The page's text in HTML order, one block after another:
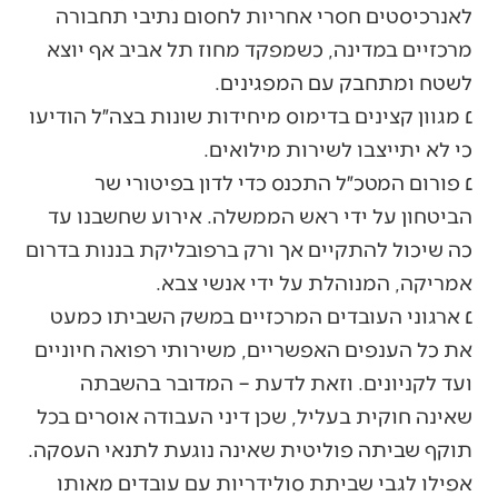
לאנרכיסטים חסרי אחריות לחסום נתיבי תחבורה
מרכזיים במדינה, כשמפקד מחוז תל אביב אף יוצא
לשטח ומתחבק עם המפגינים.
׆ מגוון קצינים בדימוס מיחידות שונות בצה״ל הודיעו
כי לא יתייצבו לשירות מילואים.
׆ פורום המטכ״ל התכנס כדי לדון בפיטורי שר
הביטחון על ידי ראש הממשלה. אירוע שחשבנו עד
כה שיכול להתקיים אך ורק ברפובליקת בננות בדרום
אמריקה, המנוהלת על ידי אנשי צבא.
׆ ארגוני העובדים המרכזיים במשק השביתו כמעט
את כל הענפים האפשריים, משירותי רפואה חיוניים
ועד לקניונים. וזאת לדעת – המדובר בהשבתה
שאינה חוקית בעליל, שכן דיני העבודה אוסרים בכל
תוקף שביתה פוליטית שאינה נוגעת לתנאי העסקה.
אפילו לגבי שביתת סולידריות עם עובדים מאותו